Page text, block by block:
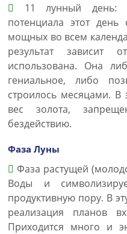
11 лунный день: В
потенциала этот
мощных во всем
результат
использована. Она
гениальное, либо
строилось месяцами. В
вес золота,
бездействию.
Фаза Луны
Фаза растущей
Воды и
продуктивную пору. В
реализация планов
Приходится много и